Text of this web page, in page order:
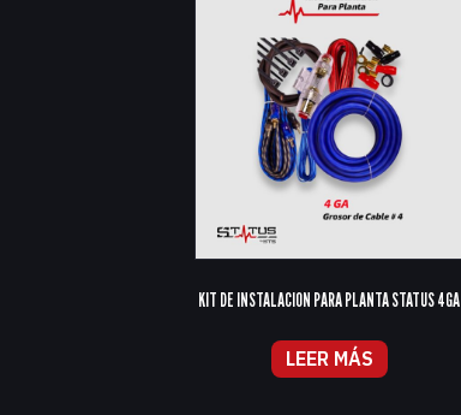
KIT DE INSTALACION PARA PLANTA STATUS 4GA
LEER MÁS